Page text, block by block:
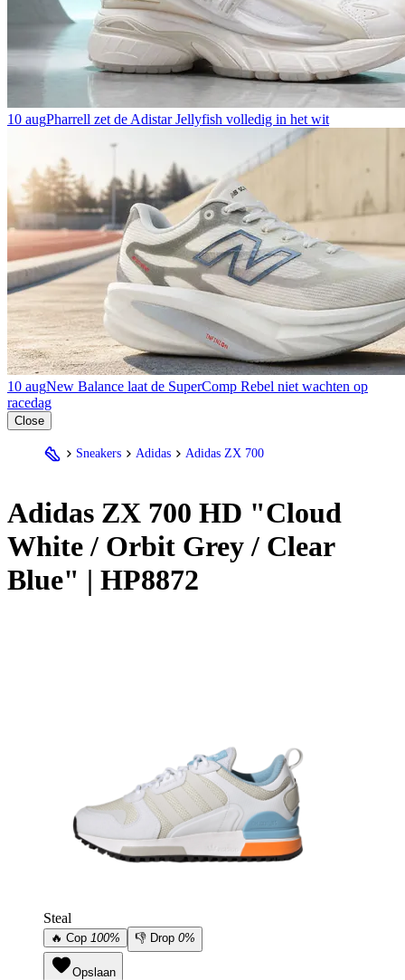
10 augPharrell zet de Adistar Jellyfish volledig in het wit
10 augNew Balance laat de SuperComp Rebel niet wachten op
racedag
Close
Sneakers Adidas Adidas ZX 700
Adidas ZX 700 HD "Cloud
White / Orbit Grey / Clear
Blue" | HP8872
Steal
🔥 Cop 100% 👎 Drop 0%
Opslaan